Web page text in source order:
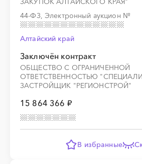
44-ФЗ, Электронный аукцион №
Алтайский край
Заключён контракт
ОБЩЕСТВО С ОГРАНИЧЕННОЙ
ОТВЕТСТВЕННОСТЬЮ
ЗАСТРОЙЩИК "РЕГИОНСТРОЙ"
15 864 366 ₽
В избранные